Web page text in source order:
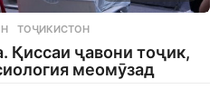
,ТОҶИКИСТОН
Қиссаи ҷавони тоҷик,
меомӯзад